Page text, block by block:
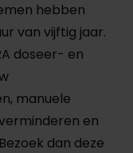
hebben
van vijftig jaar.
doseer- en
manuele
en
dan deze